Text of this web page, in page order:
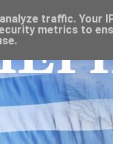
traffic. Your
metrics to